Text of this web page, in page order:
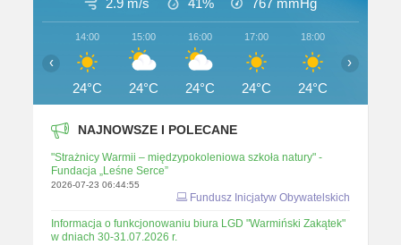
2.9 m/s 41% 767 mmHg
14:00
24°C
15:00
24°C
16:00
24°C
17:00
24°C
18:00
24°C
‹ ›
NAJNOWSZE I POLECANE
"Strażnicy Warmii – międzypokoleniowa szkoła natury" -
Fundacja „Leśne Serce”
2026-07-23 06:44:55
Fundusz Inicjatyw Obywatelskich
Informacja o funkcjonowaniu biura LGD "Warmiński Zakątek"
w dniach 30-31.07.2026 r.